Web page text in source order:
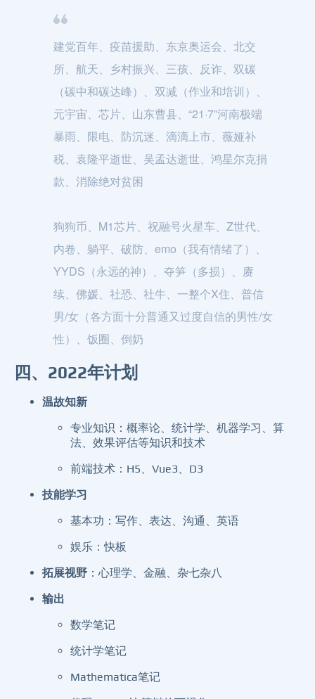
建党百年、疫苗援助、东京奥运会、北交
所、航天、乡村振兴、三孩、反诈、双碳
（碳中和碳达峰）、双减（作业和培训）、
元宇宙、芯片、山东曹县、“21·7”河南极端
暴雨、限电、防沉迷、滴滴上市、薇娅补
税、袁隆平逝世、吴孟达逝世、鸿星尔克捐
款、消除绝对贫困
狗狗币、M1芯片、祝融号火星车、Z世代、
内卷、躺平、破防、emo（我有情绪了）、
YYDS（永远的神）、夺笋（多损）、赓
续、佛媛、社恐、社牛、一整个X住、普信
男/女（各方面十分普通又过度自信的男性/女
性）、饭圈、倒奶
四、2022年计划
温故知新
专业知识：概率论、统计学、机器学习、算
法、效果评估等知识和技术
前端技术：H5、Vue3、D3
技能学习
基本功：写作、表达、沟通、英语
娱乐：快板
拓展视野 ：心理学、金融、杂七杂八
输出
数学笔记
统计学笔记
Mathematica笔记